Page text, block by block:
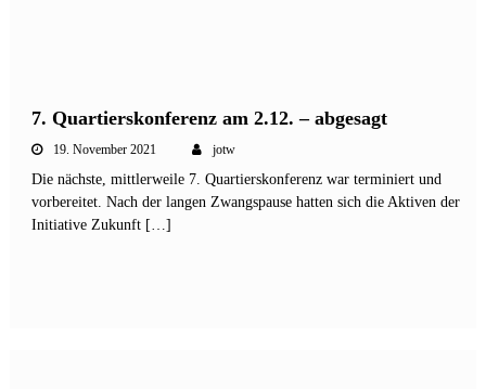
7. Quartierskonferenz am 2.12. – abgesagt
19. November 2021 jotw
Die nächste, mittlerweile 7. Quartierskonferenz war terminiert und
vorbereitet. Nach der langen Zwangspause hatten sich die Aktiven der
Initiative Zukunft […]